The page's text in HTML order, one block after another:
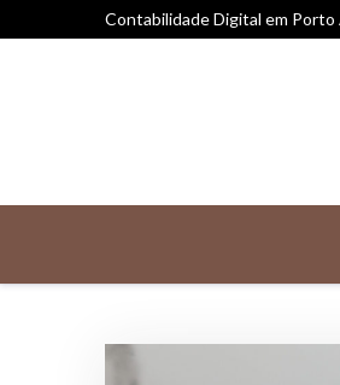
Contabilidade Digital em Porto